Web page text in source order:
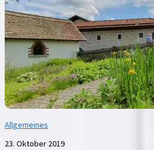
Allgemeines
23. Oktober 2019